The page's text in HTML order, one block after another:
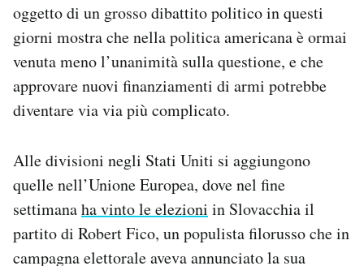
oggetto di un grosso dibattito politico in questi
giorni mostra che nella politica americana è ormai
venuta meno l’unanimità sulla questione, e che
approvare nuovi finanziamenti di armi potrebbe
diventare via via più complicato.
Alle divisioni negli Stati Uniti si aggiungono
quelle nell’Unione Europea, dove nel fine
settimanaha vinto le elezioni in Slovacchia il
partito di Robert Fico, un populista filorusso che in
campagna elettorale aveva annunciato la sua